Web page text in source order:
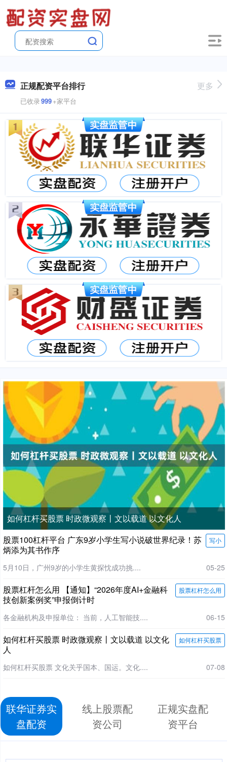
正规配资平台排行
已收录999+家平台
更多
如何杠杆买股票 时政微观察丨文以载道 以文化人
写小
股票100杠杆平台 广东9岁小学生写小说破世界纪录！苏
炳添为其书作序
5月10日，广州9岁的小学生黄探忱成功挑.... 05-25
股票杠杆怎么用
股票杠杆怎么用 【通知】“2026年度AI+金融科
技创新案例奖”申报倒计时
各金融机构及申报单位： 当前，人工智能技.... 06-15
如何杠杆买股票
如何杠杆买股票 时政微观察丨文以载道 以文化
人
如何杠杆买股票 文化关乎国本、国运。文化.... 07-08
联华证券实
盘配资
线上股票配
资公司
正规实盘配
资平台